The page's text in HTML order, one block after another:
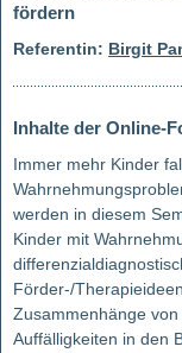
fördern
Referentin: Birgit
Inhalte der Online-
Immer mehr Kinder
werden in diesem
Kinder mit
Förder-/
Zusammenhänge
Auffälligkeiten in den